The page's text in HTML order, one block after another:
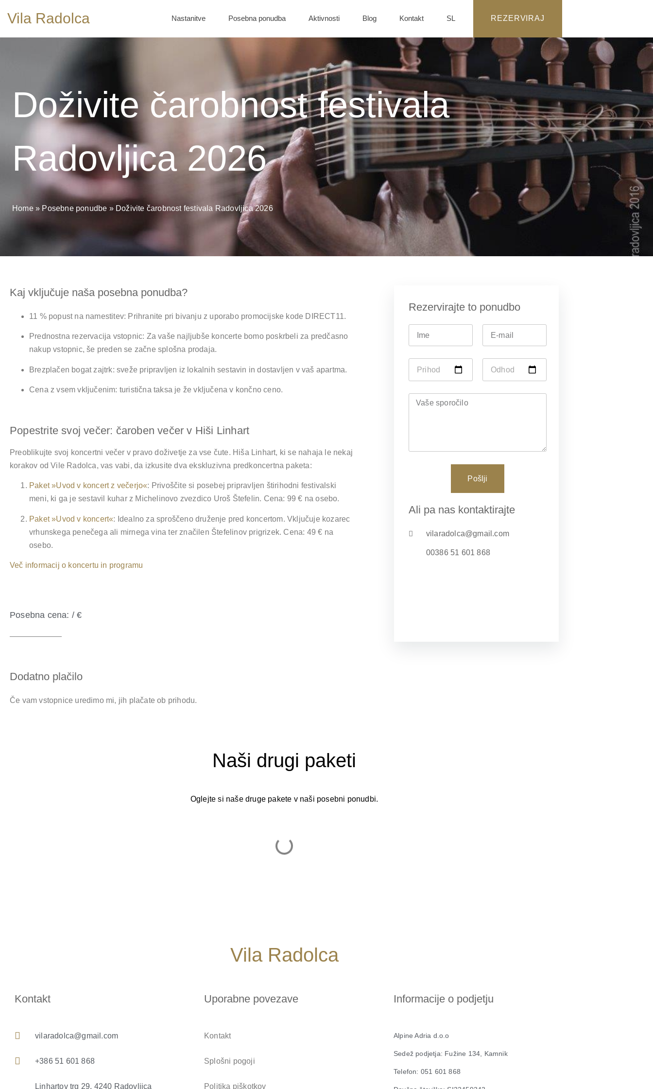
Vila Radolca Nastanitve Posebna ponudba Aktivnosti Blog Kontakt SL REZERVIRAJ
Doživite čarobnost festivala
Radovljica 2026
Home» Posebne ponudbe » Doživite čarobnost festivala Radovljica 2026
Kaj vključuje naša posebna ponudba?
11 % popust na namestitev: Prihranite pri bivanju z uporabo promocijske kode DIRECT11.
Prednostna rezervacija vstopnic: Za vaše najljubše koncerte bomo poskrbeli za predčasno
nakup vstopnic, še preden se začne splošna prodaja.
Brezplačen bogat zajtrk: sveže pripravljen iz lokalnih sestavin in dostavljen v vaš apartma.
Cena z vsem vključenim: turistična taksa je že vključena v končno ceno.
Popestrite svoj večer: čaroben večer v Hiši Linhart
Preoblikujte svoj koncertni večer v pravo doživetje za vse čute. Hiša Linhart, ki se nahaja le nekaj
korakov od Vile Radolca, vas vabi, da izkusite dva ekskluzivna predkoncertna paketa:
Paket »Uvod v koncert z večerjo«: Privoščite si posebej pripravljen štirihodni festivalski
meni, ki ga je sestavil kuhar z Michelinovo zvezdico Uroš Štefelin. Cena: 99 € na osebo.
Paket »Uvod v koncert«: Idealno za sproščeno druženje pred koncertom. Vključuje kozarec
vrhunskega penečega ali mirnega vina ter značilen Štefelinov prigrizek. Cena: 49 € na
osebo.
Več informacij o koncertu in programu
Posebna cena: / €
Rezervirajte to ponudbo
Pošlji
Ali pa nas kontaktirajte
vilaradolca@gmail.com
00386 51 601 868
Dodatno plačilo
Če vam vstopnice uredimo mi, jih plačate ob prihodu.
Naši drugi paketi
Oglejte si naše druge pakete v naši posebni ponudbi.
Vila Radolca
Kontakt
vilaradolca@gmail.com
+386 51 601 868
Linhartov trg 29, 4240 Radovljica
Uporabne povezave
Kontakt
Splošni pogoji
Politika piškotkov
Informacije o podjetju
Alpine Adria d.o.o
Sedež podjetja: Fužine 134, Kamnik
Telefon: 051 601 868